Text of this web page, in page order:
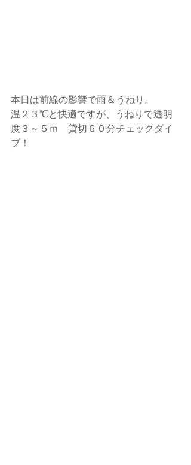
本日は前線の影響で雨＆うねり。
温２３℃と快適ですが、うねりで透明
度３～５ｍ　貸切６０分チェックダイ
ブ！